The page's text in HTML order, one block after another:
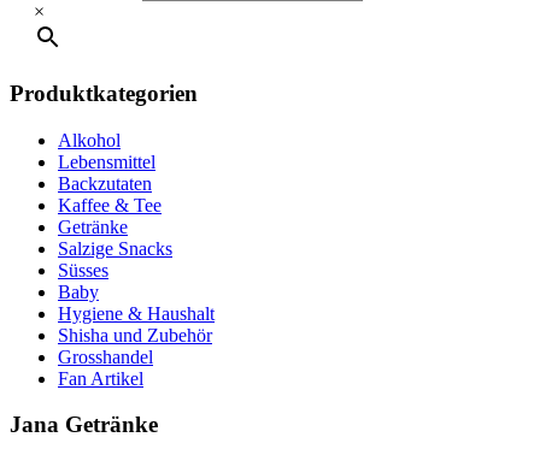
×
Produktkategorien
Alkohol
Lebensmittel
Backzutaten
Kaffee & Tee
Getränke
Salzige Snacks
Süsses
Baby
Hygiene & Haushalt
Shisha und Zubehör
Grosshandel
Fan Artikel
Jana Getränke